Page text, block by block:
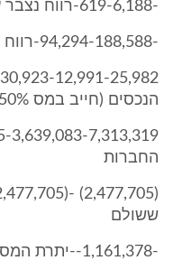
-619-6,188-רווח נצבר עד יום הפירוק (חייב במס 10%)
-94,294-188,588-רווח ממכירת נכסים (חייב במס 50%)
הנכסים (חייב במס 50%)
החברות
ששולם
-1,161,378--יתרת המס לתשלום